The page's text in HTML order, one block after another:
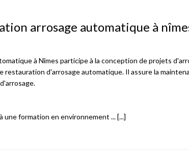
arrosage automatique à
à Nîmes participe à la conception de projets
restauration d'arrosage automatique. Il assure la
une formation en environnement ... [...]